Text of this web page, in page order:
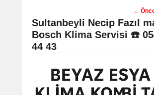
Post
←
Sultanbeyli Necip Fazıl
Bosch Klima Servisi ☎️
44 43